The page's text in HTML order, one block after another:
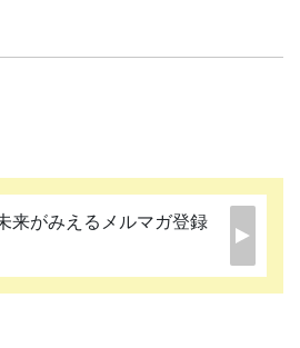
来がみえるメルマガ登録